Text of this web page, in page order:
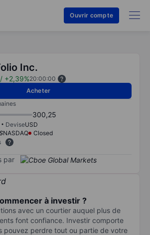
Ouvrir compte
Inc.
/ +2,39%20:00:00
Acheter
300,25
DeviseUSD
NASDAQ
Closed
par
à investir ?
avec un courtier auquel plus de
font confiance. Investir comporte
pouvez perdre tout ou partie de votre